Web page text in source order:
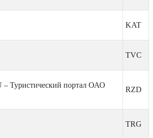
KAT
TVC
Туристический портал ОАО
RZD
TRG